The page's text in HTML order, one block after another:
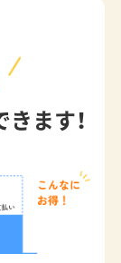
ます！